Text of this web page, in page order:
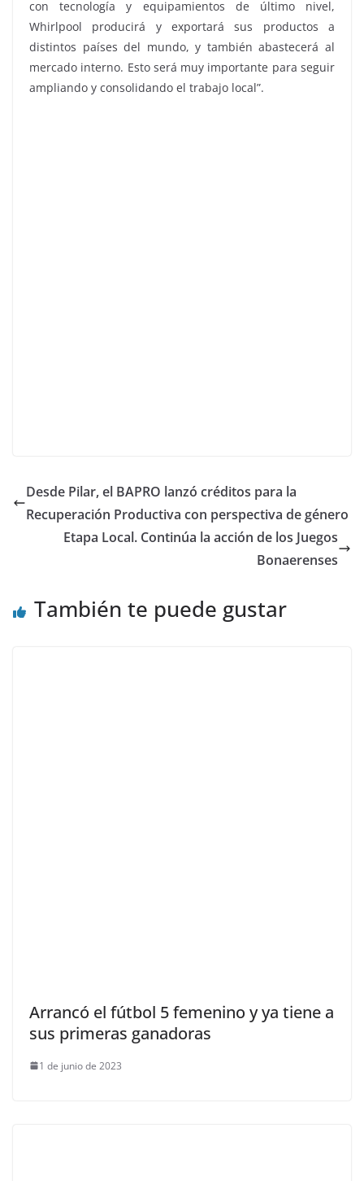
con tecnología y equipamientos de último nivel,
Whirlpool producirá y exportará sus productos a
distintos países del mundo, y también abastecerá al
mercado interno. Esto será muy importante para seguir
ampliando y consolidando el trabajo local”.
Desde Pilar, el BAPRO lanzó créditos para la
Recuperación Productiva con perspectiva de género
Etapa Local. Continúa la acción de los Juegos
Bonaerenses
También te puede gustar
Arrancó el fútbol 5 femenino y ya tiene a
sus primeras ganadoras
1 de junio de 2023